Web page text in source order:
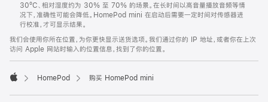
30ºC、相对湿度约为 30% 至 70% 的场景。在长时间以高音量播放音频等情
况下，准确性可能会降低。HomePod mini 在启动后需要一定时间对传感器进
行校准，才可显示结果。
我们会使用你所在位置，为你更快显示送货选项。我们通过你的 IP 地址，或者你在上次
访问 Apple 网站时输入的位置信息，找到了你的位置。
HomePod 购买 HomePod mini